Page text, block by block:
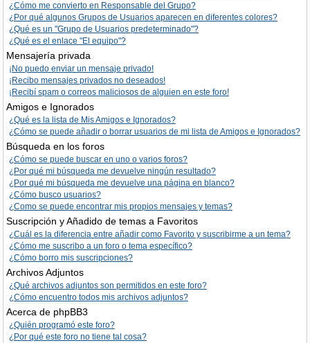
¿Cómo me convierto en Responsable del Grupo?
¿Por qué algunos Grupos de Usuarios aparecen en diferentes colores?
¿Qué es un "Grupo de Usuarios predeterminado"?
¿Qué es el enlace "El equipo"?
Mensajería privada
¡No puedo enviar un mensaje privado!
¡Recibo mensajes privados no deseados!
¡Recibí spam o correos maliciosos de alguien en este foro!
Amigos e Ignorados
¿Qué es la lista de Mis Amigos e Ignorados?
¿Cómo se puede añadir o borrar usuarios de mi lista de Amigos e Ignorados?
Búsqueda en los foros
¿Cómo se puede buscar en uno o varios foros?
¿Por qué mi búsqueda me devuelve ningún resultado?
¿Por qué mi búsqueda me devuelve una página en blanco?
¿Cómo busco usuarios?
¿Como se puede encontrar mis propios mensajes y temas?
Suscripción y Añadido de temas a Favoritos
¿Cuál es la diferencia entre añadir como Favorito y suscribirme a un tema?
¿Cómo me suscribo a un foro o tema específico?
¿Cómo borro mis suscripciones?
Archivos Adjuntos
¿Qué archivos adjuntos son permitidos en este foro?
¿Cómo encuentro todos mis archivos adjuntos?
Acerca de phpBB3
¿Quién programó este foro?
¿Por qué este foro no tiene tal cosa?